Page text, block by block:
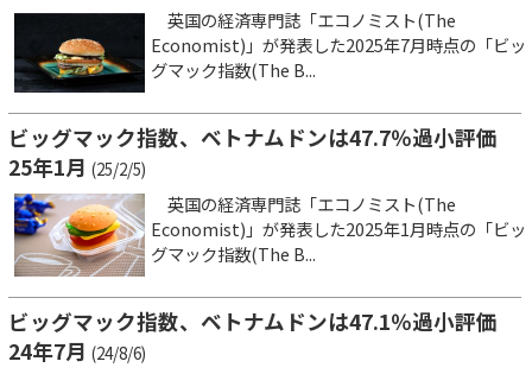
英国の経済専門誌「エコノミスト(The
Economist)」が発表した2025年7月時点の「ビッ
グマック指数(The B...
ビッグマック指数、ベトナムドンは47.7％過小評価
25年1月 (25/2/5)
英国の経済専門誌「エコノミスト(The
Economist)」が発表した2025年1月時点の「ビッ
グマック指数(The B...
ビッグマック指数、ベトナムドンは47.1％過小評価
24年7月 (24/8/6)